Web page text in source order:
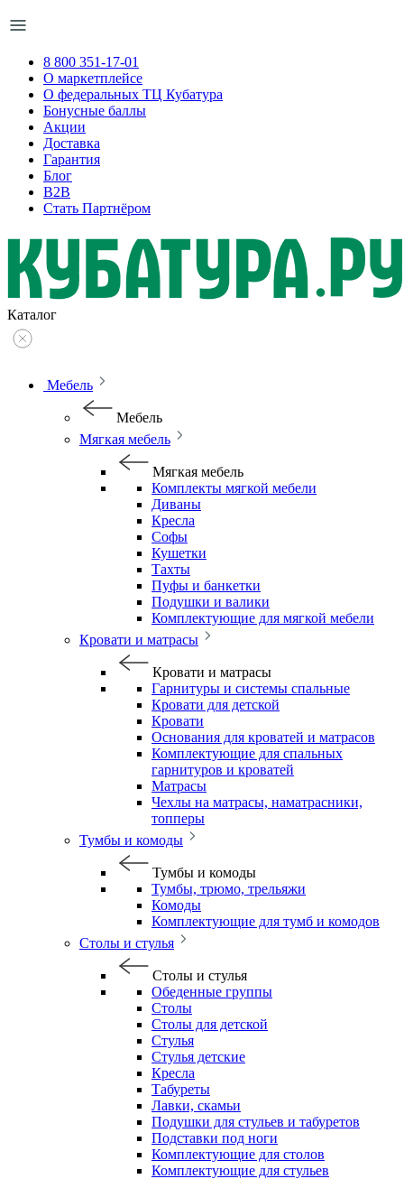
8 800 351-17-01
О маркетплейсе
О федеральных ТЦ Кубатура
Бонусные баллы
Акции
Доставка
Гарантия
Блог
B2B
Стать Партнёром
Каталог
Мебель
Мебель
Мягкая мебель
Мягкая мебель
Комплекты мягкой мебели
Диваны
Кресла
Софы
Кушетки
Тахты
Пуфы и банкетки
Подушки и валики
Комплектующие для мягкой мебели
Кровати и матрасы
Кровати и матрасы
Гарнитуры и системы спальные
Кровати для детской
Кровати
Основания для кроватей и матрасов
Комплектующие для спальных
гарнитуров и кроватей
Матрасы
Чехлы на матрасы, наматрасники,
топперы
Тумбы и комоды
Тумбы и комоды
Тумбы, трюмо, трельяжи
Комоды
Комплектующие для тумб и комодов
Столы и стулья
Столы и стулья
Обеденные группы
Столы
Столы для детской
Стулья
Стулья детские
Кресла
Табуреты
Лавки, скамьи
Подушки для стульев и табуретов
Подставки под ноги
Комплектующие для столов
Комплектующие для стульев